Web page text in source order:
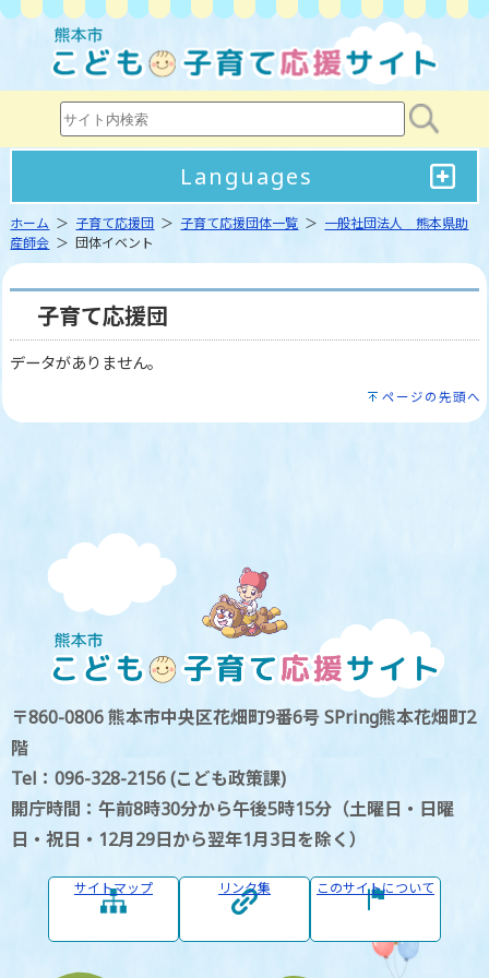
Languages
ホーム ＞ 子育て応援団 ＞ 子育て応援団体一覧 ＞ 一般社団法人 熊本県助
産師会 ＞ 団体イベント
子育て応援団
データがありません。
ページの先頭へ
〒860-0806 熊本市中央区花畑町9番6号 SPring熊本花畑町2
階
Tel：096-328-2156 (こども政策課)
開庁時間：午前8時30分から午後5時15分（土曜日・日曜
日・祝日・12月29日から翌年1月3日を除く）
サイトマップ リンク集 このサイトについて